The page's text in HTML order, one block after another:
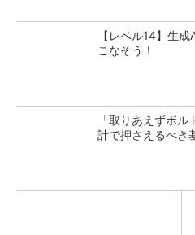
【レベル14】生
こなそう！
「取りあえずボ
計で押さえるべき